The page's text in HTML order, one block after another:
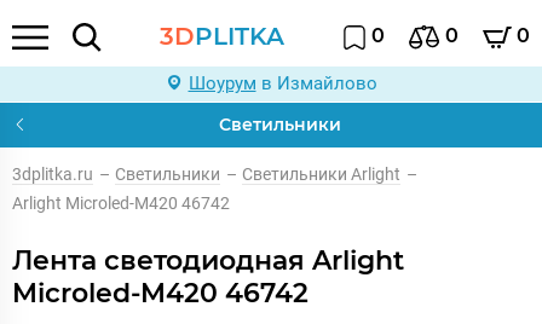
3DPLITKA 0 0 0
Шоурум в Измайлово
Светильники
3dplitka.ru – Светильники – Светильники Arlight –
Arlight Microled-M420 46742
Лента светодиодная Arlight
Microled-M420 46742